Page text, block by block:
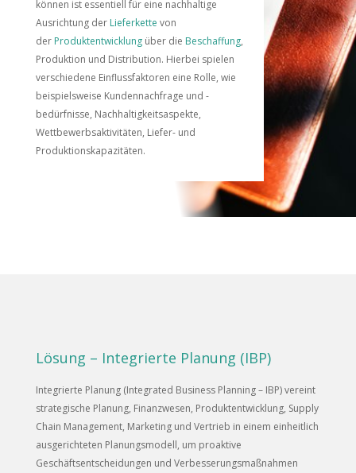
können ist essentiell für eine nachhaltige
Ausrichtung der Lieferkette von
der Produktentwicklungüber die Beschaffung,
Produktion und Distribution. Hierbei spielen
verschiedene Einflussfaktoren eine Rolle, wie
beispielsweise Kundennachfrage und -
bedürfnisse, Nachhaltigkeitsaspekte,
Wettbewerbsaktivitäten, Liefer- und
Produktionskapazitäten.
Lösung – Integrierte Planung (IBP)
Integrierte Planung (Integrated Business Planning – IBP) vereint
strategische Planung, Finanzwesen, Produktentwicklung, Supply
Chain Management, Marketing und Vertrieb in einem einheitlich
ausgerichteten Planungsmodell, um proaktive
Geschäftsentscheidungen und Verbesserungsmaßnahmen